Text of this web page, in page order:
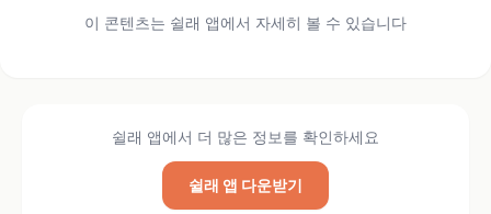
이 콘텐츠는 쉴래 앱에서 자세히 볼 수 있습니다
쉴래 앱에서 더 많은 정보를 확인하세요
쉴래 앱 다운받기